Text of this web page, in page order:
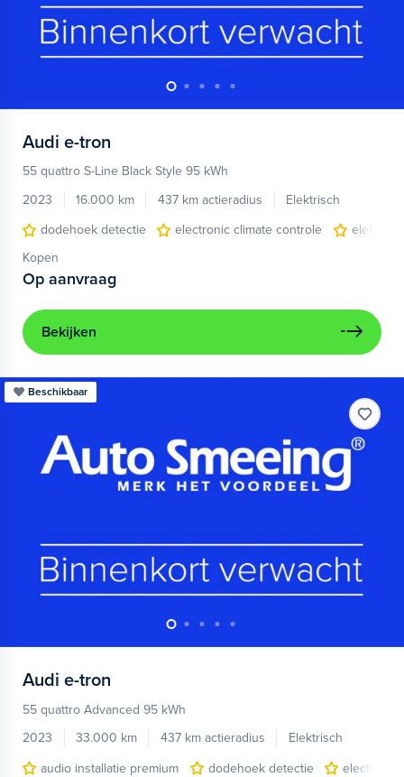
Audi e-tron
55 quattro S-Line Black Style 95 kWh
2023
16.000 km 437 km actieradius
Elektrisch
dodehoek detectie
electronic climate controle
Kopen
Op aanvraag
Bekijken
Beschikbaar
Audi e-tron
55 quattro Advanced 95 kWh
2023
33.000 km 437 km actieradius
Elektrisch
audio installatie premium
dodehoek detectie
electronic